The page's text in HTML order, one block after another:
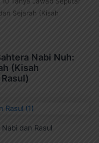
Sejarah (Kisah
Nabi Nuh:
(Kisah
dan Rasul